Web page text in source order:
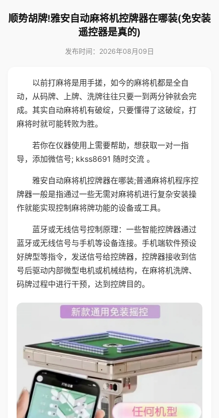
顺势胡牌!雅安自动麻将机控牌器在哪装(免安装
遥控器是真的)
发布时间：2026年08月09日
以前打麻将是用手搓，如今的麻将机都是全自
动，从码牌、上牌、洗牌往往只要一到两分钟就会完
成。其实自动麻将机有破绽，只要懂得了这破绽，打
麻将时就可能转败为胜。
若你在仪器使用上需要帮助，想获取一对一指
导，添加微信号; kkss8691 随时交流 。
雅安自动麻将机控牌器在哪装;普通麻将机程序控
牌器一般是指通过一些无需对麻将机进行复杂安装操
作就能实现控制麻将牌功能的设备或工具。
蓝牙或无线信号控制原理：一些智能控牌器通过
蓝牙或无线信号与手机等设备连接。手机端软件预设
好牌型等指令，发送信号给控牌器，控牌器接收到信
号后驱动内部微型电机或机械结构，在麻将机洗牌、
码牌过程中进行干预，达到控牌目的。